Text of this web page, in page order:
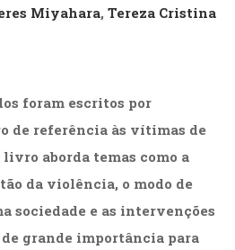
Miyahara, Tereza Cristina
foram escritos por
de referência às vítimas de
aborda temas como a
da violência, o modo de
sociedade e as intervenções
de grande importância para